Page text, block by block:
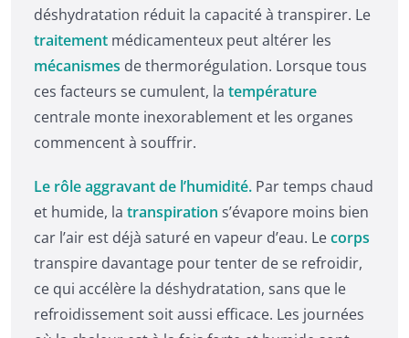
déshydratation réduit la capacité à transpirer. Le
traitement médicamenteux peut altérer les
mécanismes de thermorégulation. Lorsque tous
ces facteurs se cumulent, la température
centrale monte inexorablement et les organes
commencent à souffrir.
Le rôle aggravant de l’humidité. Par temps chaud
et humide, la transpiration s’évapore moins bien
car l’air est déjà saturé en vapeur d’eau. Lecorps
transpire davantage pour tenter de se refroidir,
ce qui accélère la déshydratation, sans que le
refroidissement soit aussi efficace. Les journées